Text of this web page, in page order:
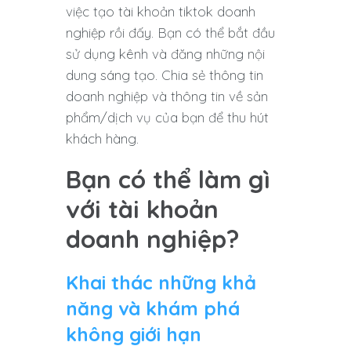
việc tạo tài khoản tiktok doanh
nghiệp rồi đấy. Bạn có thể bắt đầu
sử dụng kênh và đăng những nội
dung sáng tạo. Chia sẻ thông tin
doanh nghiệp và thông tin về sản
phẩm/dịch vụ của bạn để thu hút
khách hàng.
Bạn có thể làm gì
với tài khoản
doanh nghiệp?
Khai thác những khả
năng và khám phá
không giới hạn